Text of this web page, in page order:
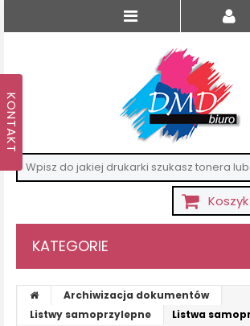
Koszyk
KATEGORIE
Archiwizacja dokumentów
Listwy samoprzylepne
Listwa